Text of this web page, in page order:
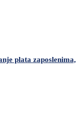
plata zaposlenima,